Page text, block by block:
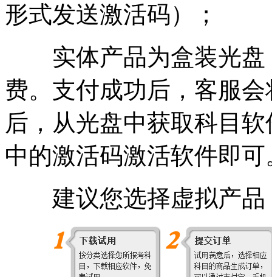
形式发送激活码）；
实体产品为盒装光
费。支付成功后，客服
后，从光盘中获取科目
中的激活码激活软件即可
建议您选择虚拟产品